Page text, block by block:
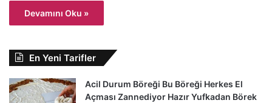
Devamını Oku »
En Yeni Tarifler
Acil Durum Böreği Bu Böreği Herkes El
Açması Zannediyor Hazır Yufkadan Börek